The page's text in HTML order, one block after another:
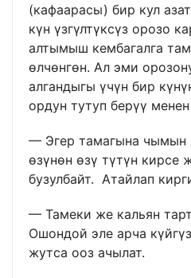
(кафаарасы) бир кул
күн үзгүлтүксүз орозо
алтымыш кембагалга
өлчөнгөн. Ал эми
алгандыгы үчүн бир
ордун тутуп берүү
— Эгер тамагына чымын
өзүнөн өзү түтүн кирсе
бузулбайт. Атайлап
— Тамеки же кальян
Ошондой эле арча
жутса ооз ачылат.